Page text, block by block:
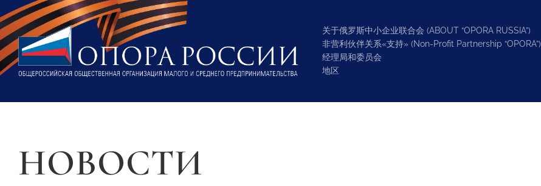
关于俄罗斯中小企业联合会 (ABOUT “OPORA RUSSIA”)
非营利伙伴关系«支持» (Non-Profit Partnership “OPORA”)
经理局和委员会
地区
НОВОСТИ